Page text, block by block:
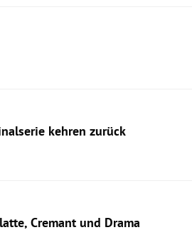
kehren zurück
Cremant und Drama